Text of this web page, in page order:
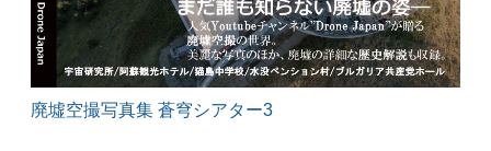
廃墟空撮写真集 蒼穹シアター3